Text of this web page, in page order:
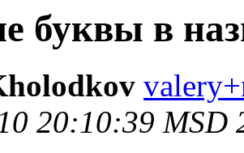
буквы в
20:10:39 MSD